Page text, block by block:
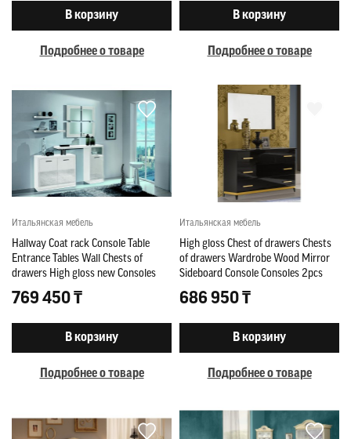
В корзину
Подробнее о товаре
В корзину
Подробнее о товаре
Итальянская мебель
Hallway Coat rack Console Table
Entrance Tables Wall Chests of
drawers High gloss new Consoles
769 450 ₸
В корзину
Подробнее о товаре
Итальянская мебель
High gloss Chest of drawers Chests
of drawers Wardrobe Wood Mirror
Sideboard Console Consoles 2pcs
686 950 ₸
В корзину
Подробнее о товаре